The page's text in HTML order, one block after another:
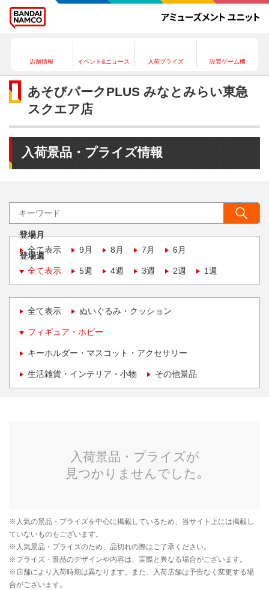
店舗情報 イベント&ニュース 入荷プライズ 設置ゲーム機
あそびパークPLUS みなとみらい東急
スクエア店
入荷景品・プライズ情報
登場月
全て表示
9月 8月 7月 6月
登場週
全て表示
5週 4週 3週 2週 1週
全て表示 ぬいぐるみ・クッション
フィギュア・ホビー
キーホルダー・マスコット・アクセサリー
生活雑貨・インテリア・小物 その他景品